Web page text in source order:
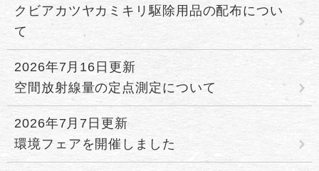
クビアカツヤカミキリ駆除用品の配布につい
て
2026年7月16日更新
空間放射線量の定点測定について
2026年7月7日更新
環境フェアを開催しました